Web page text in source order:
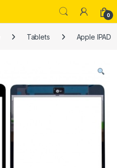
0
Tablets Apple IPAD